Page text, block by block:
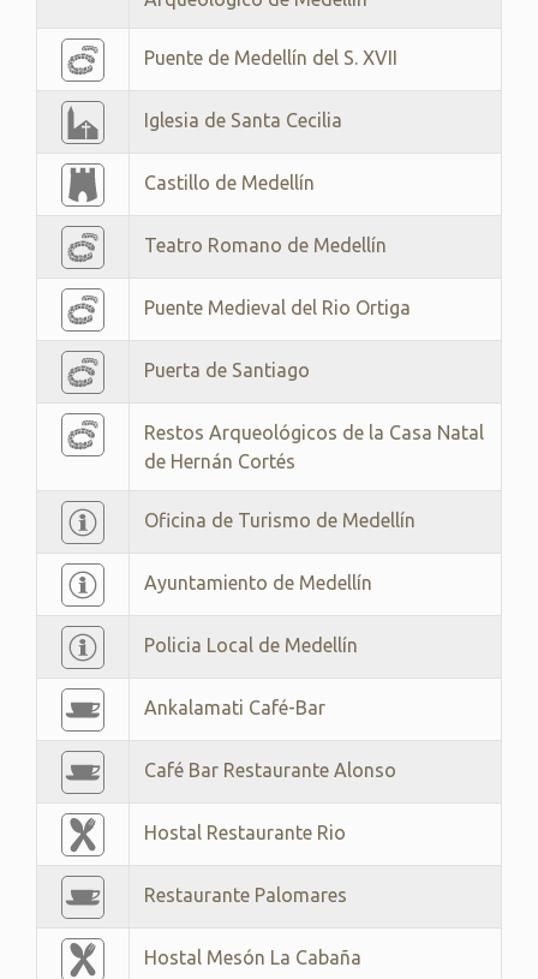
Puente de Medellín del S. XVII
Iglesia de Santa Cecilia
Castillo de Medellín
Teatro Romano de Medellín
Puente Medieval del Rio Ortiga
Puerta de Santiago
Restos Arqueológicos de la Casa Natal
de Hernán Cortés
Oficina de Turismo de Medellín
Ayuntamiento de Medellín
Policia Local de Medellín
Ankalamati Café-Bar
Café Bar Restaurante Alonso
Hostal Restaurante Rio
Restaurante Palomares
Hostal Mesón La Cabaña